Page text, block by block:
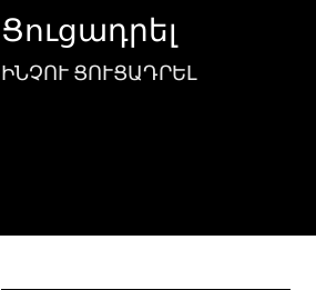
Ցուցադրել
ԻՆՉՈՒ ՑՈՒՑԱԴՐԵԼ